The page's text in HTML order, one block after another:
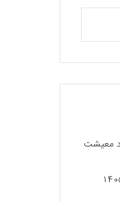
معیشت
امروز پنجشنبه ۱۵ مرداد ۱۴۰۵